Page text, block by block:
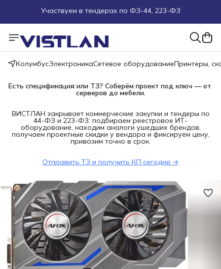
Пуско-наладочные работы
Пришлите запрос на e-mail или в чат
Более 100 000 позиций в наличии и под заказ
КолумбусЭлектроникаСетевое оборудованиеПринтеры,
Есть спецификация или ТЗ? Соберём проект под ключ — от
серверов до мебели.
ВИСТЛАН закрывает коммерческие закупки и тендеры по
44-ФЗ и 223-ФЗ: подбираем реестровое ИТ-
оборудование, находим аналоги ушедших брендов,
получаем проектные скидки у вендора и фиксируем цену,
привозим точно в срок.
Отправить ТЗ и получить КП сегодня →